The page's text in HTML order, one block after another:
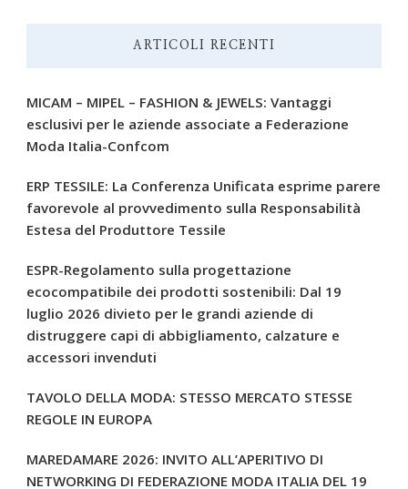
ARTICOLI RECENTI
MICAM – MIPEL – FASHION & JEWELS: Vantaggi
esclusivi per le aziende associate a Federazione
Moda Italia-Confcom
ERP TESSILE: La Conferenza Unificata esprime parere
favorevole al provvedimento sulla Responsabilità
Estesa del Produttore Tessile
ESPR-Regolamento sulla progettazione
ecocompatibile dei prodotti sostenibili: Dal 19
luglio 2026 divieto per le grandi aziende di
distruggere capi di abbigliamento, calzature e
accessori invenduti
TAVOLO DELLA MODA: STESSO MERCATO STESSE
REGOLE IN EUROPA
MAREDAMARE 2026: INVITO ALL’APERITIVO DI
NETWORKING DI FEDERAZIONE MODA ITALIA DEL 19